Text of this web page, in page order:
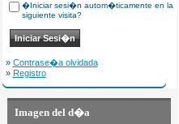
�Iniciar sesi�n autom�ticamente en la
siguiente visita?
» Contrase�a olvidada
» Registro
Imagen del d�a